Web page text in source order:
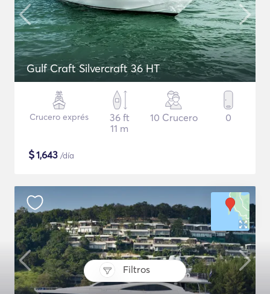
Filtros
Gulf Craft Silvercraft 36 HT
Crucero exprés
36 ft
11 m
10 Crucero 0
$1,643 /día